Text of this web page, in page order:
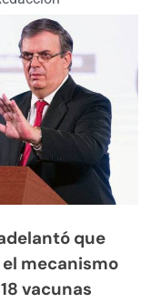
que
mecanismo
vacunas